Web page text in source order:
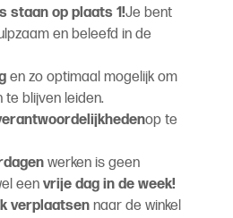
staan op plaats 1!Je bent
en beleefd in de
en zo optimaal mogelijk om
blijven leiden.
op te
werken is geen
een vrije dag in de week!
verplaatsen naar de winkel